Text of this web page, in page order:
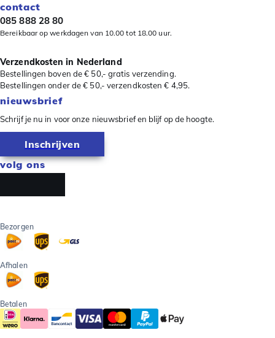
contact
085 888 28 80
Bereikbaar op werkdagen van 10.00 tot 18.00 uur.
Verzendkosten in Nederland
Bestellingen boven de € 50,- gratis verzending.
Bestellingen onder de € 50,- verzendkosten € 4,95.
nieuwsbrief
Schrijf je nu in voor onze nieuwsbrief en blijf op de hoogte.
Inschrijven
volg ons
Bezorgen
Afhalen
Betalen